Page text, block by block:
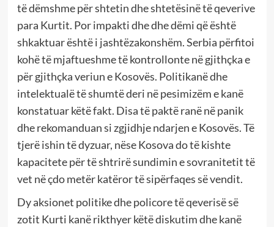
të dëmshme për shtetin dhe shtetësinë të qeverive
para Kurtit. Por impakti dhe dhe dëmi që është
shkaktuar është i jashtëzakonshëm. Serbia përfitoi
kohë të mjaftueshme të kontrollonte në gjithçka e
për gjithçka veriun e Kosovës. Politikanë dhe
intelektualë të shumtë deri në pesimizëm e kanë
konstatuar këtë fakt. Disa të paktë ranë në panik
dhe rekomanduan si zgjidhje ndarjen e Kosovës. Të
tjerë ishin të dyzuar, nëse Kosova do të kishte
kapacitete për të shtrirë sundimin e sovranitetit të
vet në çdo metër katëror të sipërfaqes së vendit.
Dy aksionet politike dhe policore të qeverisë së
zotit Kurti kanë rikthyer këtë diskutim dhe kanë